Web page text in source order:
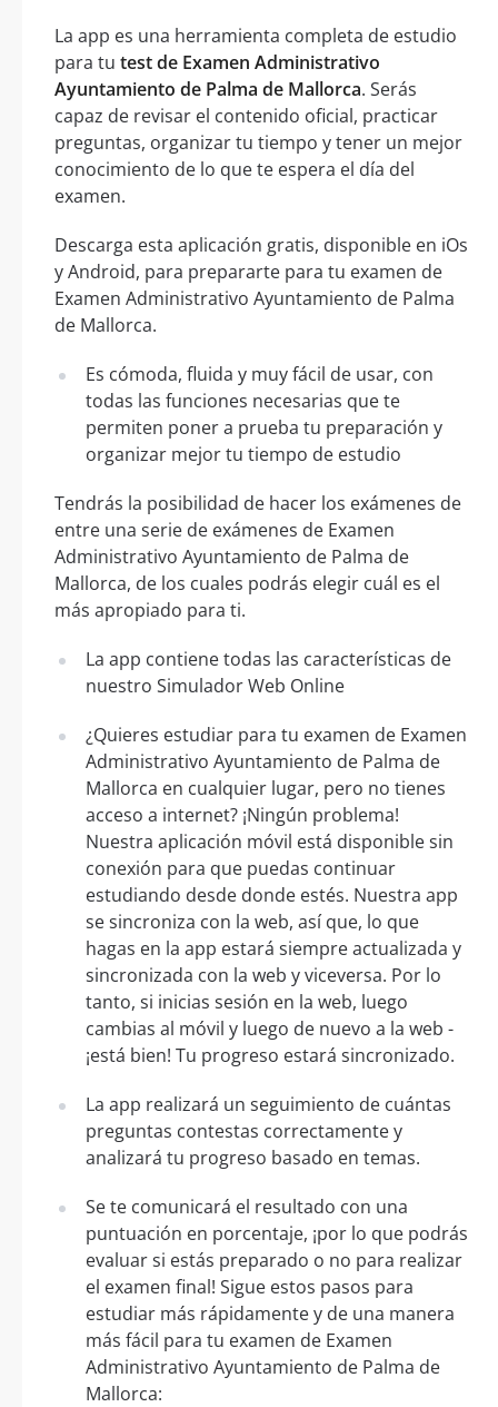
La app es una herramienta completa de estudio
para tu test de Examen Administrativo
Ayuntamiento de Palma de Mallorca. Serás
capaz de revisar el contenido oficial, practicar
preguntas, organizar tu tiempo y tener un mejor
conocimiento de lo que te espera el día del
examen.
Descarga esta aplicación gratis, disponible en iOs
y Android, para prepararte para tu examen de
Examen Administrativo Ayuntamiento de Palma
de Mallorca.
Es cómoda, fluida y muy fácil de usar, con
todas las funciones necesarias que te
permiten poner a prueba tu preparación y
organizar mejor tu tiempo de estudio
Tendrás la posibilidad de hacer los exámenes de
entre una serie de exámenes de Examen
Administrativo Ayuntamiento de Palma de
Mallorca, de los cuales podrás elegir cuál es el
más apropiado para ti.
La app contiene todas las características de
nuestro Simulador Web Online
¿Quieres estudiar para tu examen de Examen
Administrativo Ayuntamiento de Palma de
Mallorca en cualquier lugar, pero no tienes
acceso a internet? ¡Ningún problema!
Nuestra aplicación móvil está disponible sin
conexión para que puedas continuar
estudiando desde donde estés. Nuestra app
se sincroniza con la web, así que, lo que
hagas en la app estará siempre actualizada y
sincronizada con la web y viceversa. Por lo
tanto, si inicias sesión en la web, luego
cambias al móvil y luego de nuevo a la web -
¡está bien! Tu progreso estará sincronizado.
La app realizará un seguimiento de cuántas
preguntas contestas correctamente y
analizará tu progreso basado en temas.
Se te comunicará el resultado con una
puntuación en porcentaje, ¡por lo que podrás
evaluar si estás preparado o no para realizar
el examen final! Sigue estos pasos para
estudiar más rápidamente y de una manera
más fácil para tu examen de Examen
Administrativo Ayuntamiento de Palma de
Mallorca: